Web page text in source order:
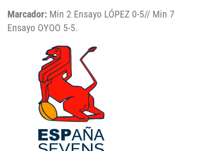
Marcador: Min 2 Ensayo LÓPEZ 0-5// Min 7
Ensayo OYOO 5-5.